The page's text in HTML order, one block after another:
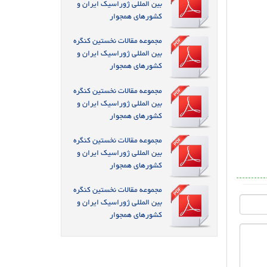
بین المللی ژوراسیک ایران و
کشورهای همجوار
مجموعه مقالات نخستین کنگره
بین المللی ژوراسیک ایران و
کشورهای همجوار
مجموعه مقالات نخستین کنگره
بین المللی ژوراسیک ایران و
کشورهای همجوار
مجموعه مقالات نخستین کنگره
بین المللی ژوراسیک ایران و
کشورهای همجوار
مجموعه مقالات نخستین کنگره
بین المللی ژوراسیک ایران و
کشورهای همجوار